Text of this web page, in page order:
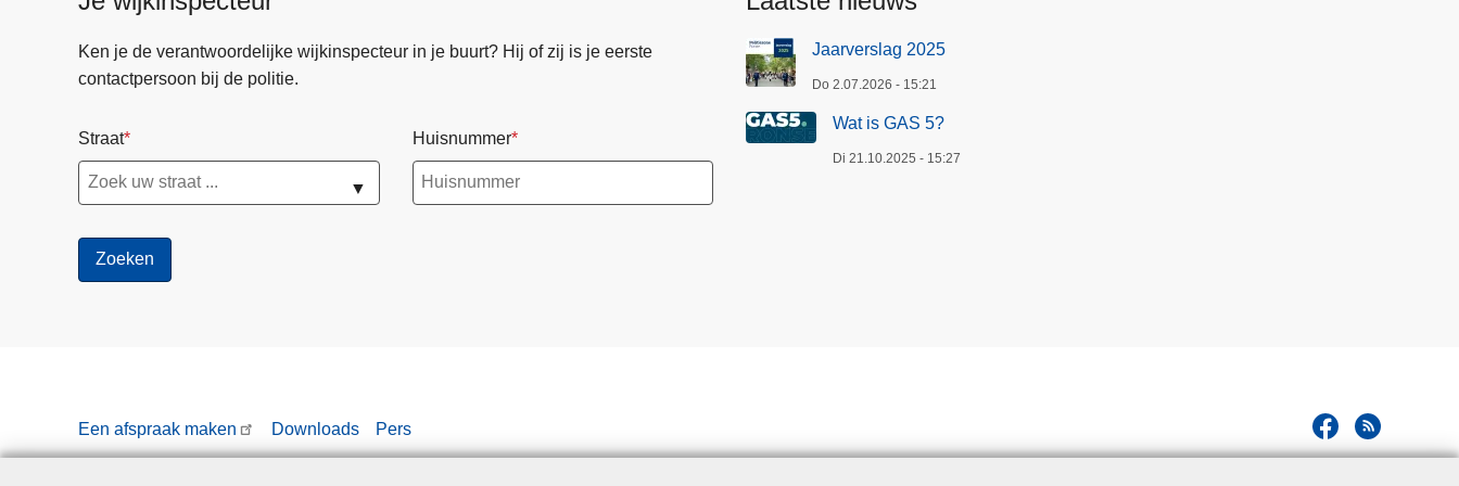
Ken je de verantwoordelijke wijkinspecteur in je buurt? Hij of zij is je eerste
contactpersoon bij de politie.
Straat
▼
Huisnummer
Jaarverslag 2025
Do 2.07.2026 - 15:21
Wat is GAS 5?
Di 21.10.2025 - 15:27
Een afspraak maken Downloads Pers